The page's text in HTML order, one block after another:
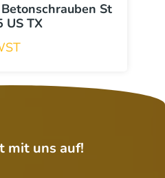
St
US TX
mit uns auf!